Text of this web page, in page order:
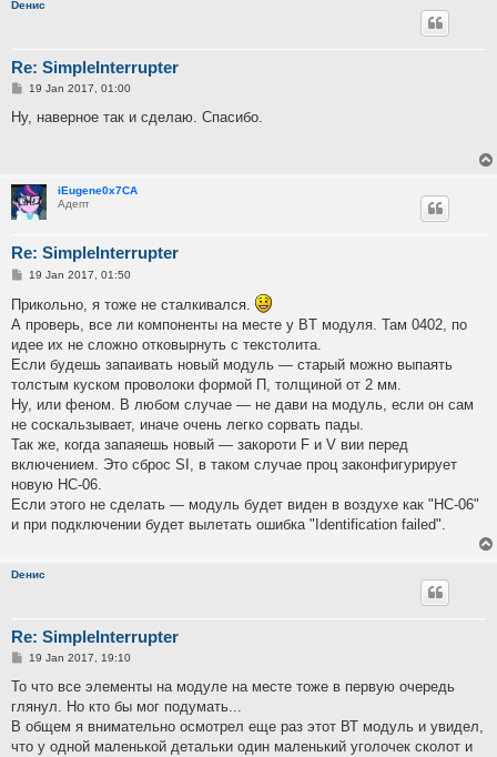
Dенис
Re: SimpleInterrupter
P
s
t
19 Jan 2017, 01:00
Ну, наверное так и сделаю. Спасибо.
iEugene0x7CA
Адепт
Re: SimpleInterrupter
P
s
t
19 Jan 2017, 01:50
Прикольно, я тоже не сталкивался.
А проверь, все ли компоненты на месте у BT модуля. Там 0402, по
идее их не сложно отковырнуть с текстолита.
Если будешь запаивать новый модуль — старый можно выпаять
толстым куском проволоки формой П, толщиной от 2 мм.
Ну, или феном. В любом случае — не дави на модуль, если он сам
не соскальзывает, иначе очень легко сорвать пады.
Так же, когда запаяешь новый — закороти F и V вии перед
включением. Это сброс SI, в таком случае проц законфигурирует
новую HC-06.
Если этого не сделать — модуль будет виден в воздухе как "HC-06"
и при подключении будет вылетать ошибка "Identification failed".
Dенис
Re: SimpleInterrupter
P
s
19 Jan 2017, 19:10
То что все элементы на модуле на месте тоже в первую очередь
глянул. Но кто бы мог подумать...
В общем я внимательно осмотрел еще раз этот ВТ модуль и увидел,
что у одной маленькой детальки один маленький уголочек сколот и